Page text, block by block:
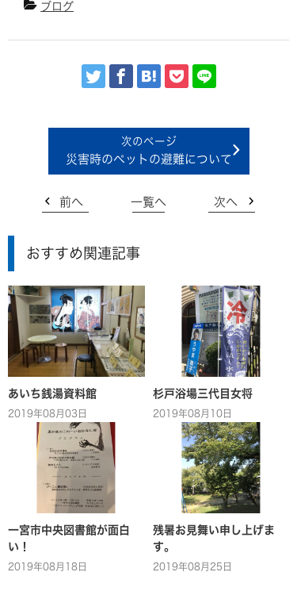
ブログ
災害時のペットの避難について
前へ 一覧へ 次へ
おすすめ関連記事
あいち銭湯資料館
2019年08月03日
杉戸浴場三代目女将
2019年08月10日
一宮市中央図書館が面白
い！
2019年08月18日
残暑お見舞い申し上げま
す。
2019年08月25日